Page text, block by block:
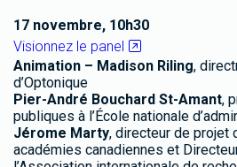
17 novembre, 10h30
Visionnez le panel
Animation – Madison Riling,
d’Optonique
Pier-André Bouchard St-Amant,
publiques à l’École nationale
Jérome Marty, directeur de projet
académies canadiennes et